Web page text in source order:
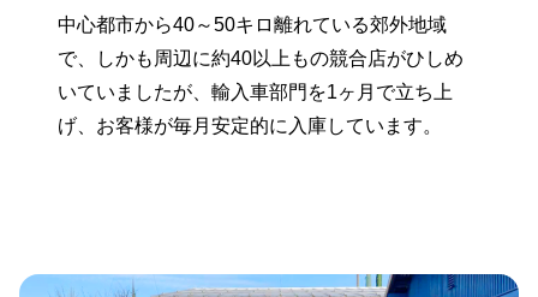
中心都市から40～50キロ離れている郊外地域
で、しかも周辺に約40以上もの競合店がひしめ
いていましたが、輸入車部門を1ヶ月で立ち上
げ、お客様が毎月安定的に入庫しています。